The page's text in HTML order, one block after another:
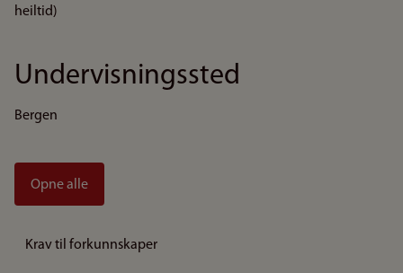
heiltid)
Undervisningssted
Bergen
Opne alle
Krav til forkunnskaper